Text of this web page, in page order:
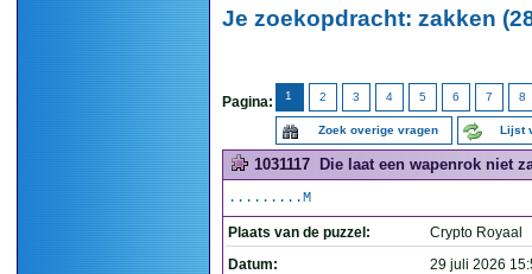
Je zoekopdracht: zakken
Pagina: 1 2 3 4 5 6 7 8
Zoek overige vragen Lijst
1031117 Die laat een wapenrok niet
.........M
Plaats van de puzzel:
Crypto Royaal
Datum:
29 juli 2026